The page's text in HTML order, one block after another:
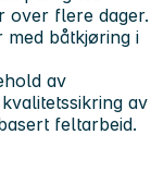
over flere dager.
med båtkjøring i
av
av
feltarbeid.